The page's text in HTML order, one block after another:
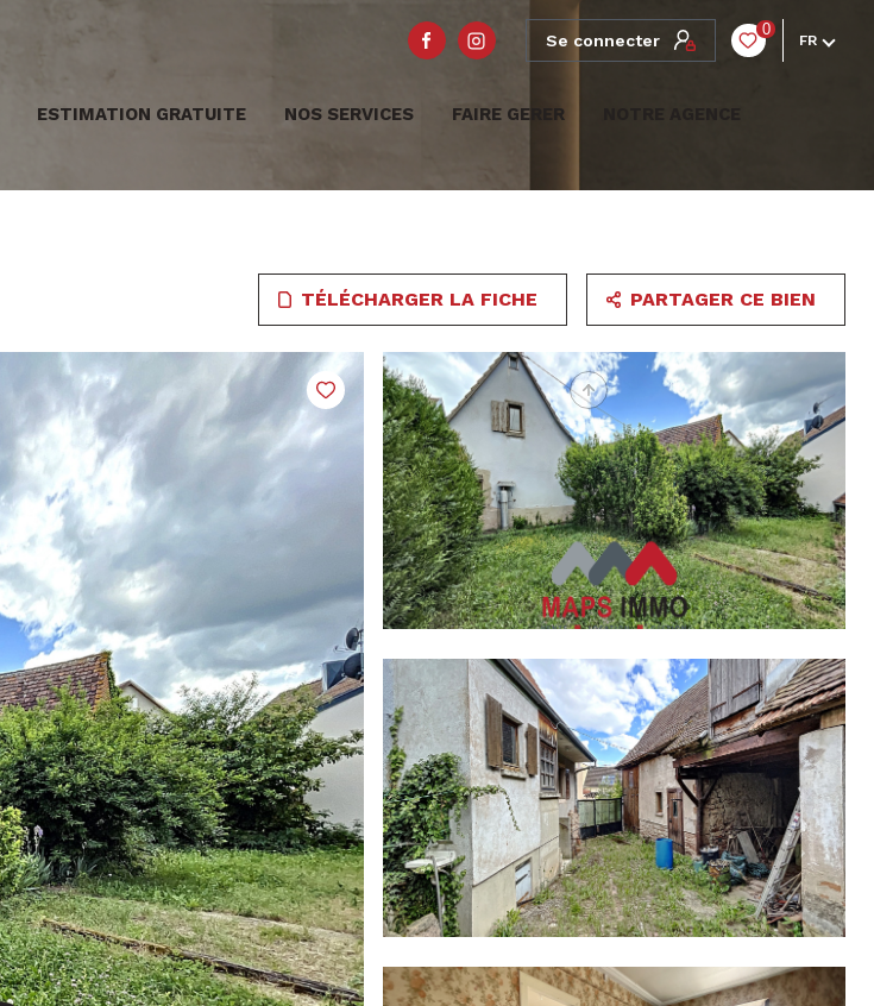
Se connecter
0
FR
ESTIMATION GRATUITE NOS SERVICES FAIRE GERER
TÉLÉCHARGER LA FICHE PARTAGER CE BIEN